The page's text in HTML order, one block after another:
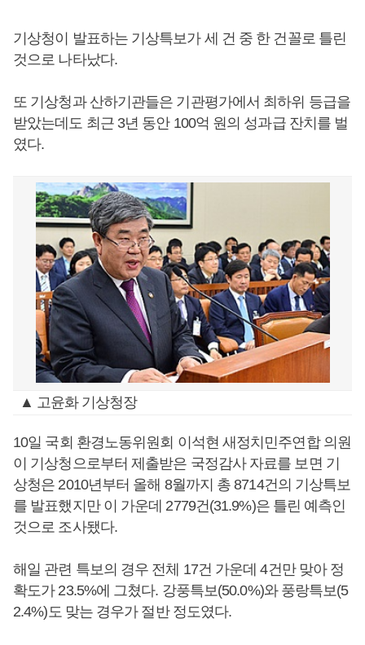
기상청이 발표하는 기상특보가 세 건 중 한 건꼴로 틀린
것으로 나타났다.
또 기상청과 산하기관들은 기관평가에서 최하위 등급을
받았는데도 최근 3년 동안 100억 원의 성과급 잔치를 벌
였다.
▲ 고윤화 기상청장
10일 국회 환경노동위원회 이석현 새정치민주연합 의원
이 기상청으로부터 제출받은 국정감사 자료를 보면 기
상청은 2010년부터 올해 8월까지 총 8714건의 기상특보
를 발표했지만 이 가운데 2779건(31.9%)은 틀린 예측인
것으로 조사됐다.
해일 관련 특보의 경우 전체 17건 가운데 4건만 맞아 정
확도가 23.5%에 그쳤다. 강풍특보(50.0%)와 풍랑특보(5
2.4%)도 맞는 경우가 절반 정도였다.